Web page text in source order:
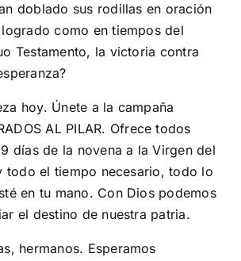
doblado sus rodillas en oración
como en tiempos del
Testamento, la victoria contra
hoy. Únete a la campaña
AL PILAR. Ofrece todos
días de la novena a la Virgen del
todo el tiempo necesario, todo lo
en tu mano. Con Dios podemos
el destino de nuestra patria.
hermanos. Esperamos